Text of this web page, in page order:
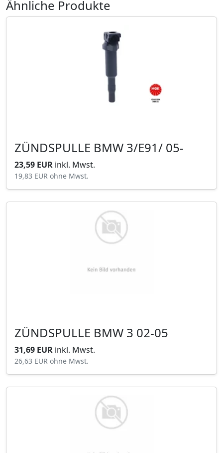
Ähnliche Produkte
ZÜNDSPULLE BMW 3/E91/ 05-
23,59 EUR inkl. Mwst.
19,83 EUR ohne Mwst.
ZÜNDSPULLE BMW 3 02-05
31,69 EUR inkl. Mwst.
26,63 EUR ohne Mwst.